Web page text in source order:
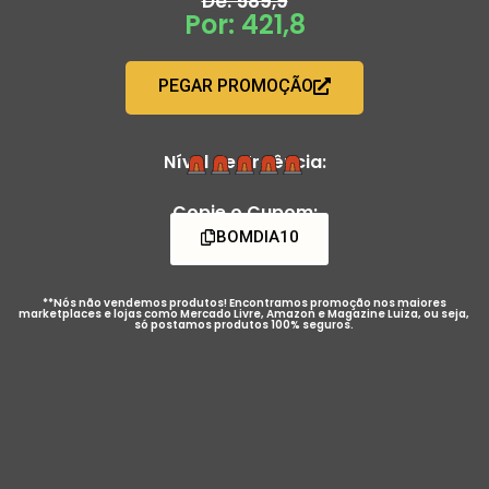
Por: 421,8
PEGAR PROMOÇÃO
Nível de Urgência:
Copie o Cupom:
BOMDIA10
**Nós não vendemos produtos! Encontramos promoção nos maiores
marketplaces e lojas como Mercado Livre, Amazon e Magazine Luiza, ou seja,
só postamos produtos 100% seguros.